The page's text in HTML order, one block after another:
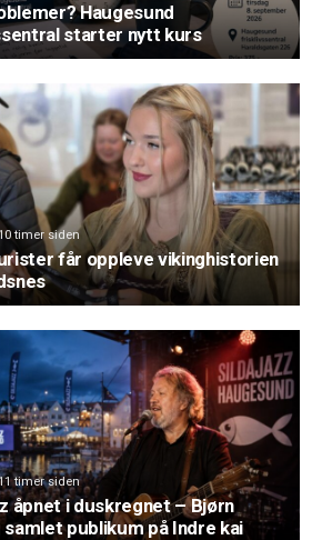
Haugesund
starter nytt kurs
timer siden
får oppleve vikinghistorien
timer siden
åpnet i duskregnet – Bjørn
samlet publikum på Indre kai